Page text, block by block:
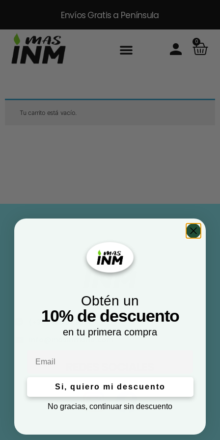
Envíos Gratis a Península
0
Tu carrito está vacío.
(+34) 623 57 96 14
info@masinmune.com
Obtén un
10% de descuento
en tu primera compra
Si, quiero mi descuento
No gracias, continuar sin descuento